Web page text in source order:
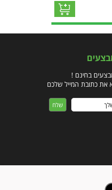
בחינם !
את כתובת המייל שלכם